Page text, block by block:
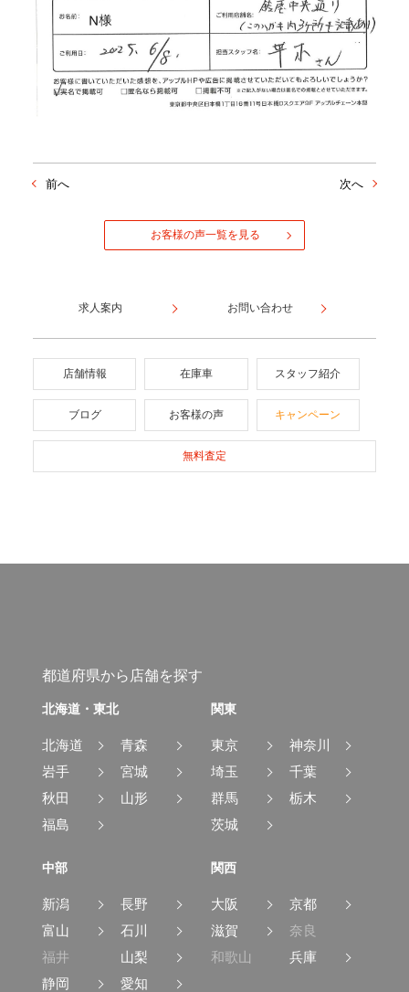
前へ 次へ
お客様の声一覧を見る
求人案内 お問い合わせ
店舗情報 在庫車 スタッフ紹介
ブログ お客様の声 キャンペーン
無料査定
都道府県から店舗を探す
北海道・東北
北海道
青森
岩手
宮城
秋田
山形
福島
関東
東京
神奈川
埼玉
千葉
群馬
栃木
茨城
中部
新潟
長野
富山
石川
福井
山梨
静岡
愛知
関西
大阪
京都
滋賀
奈良
和歌山
兵庫